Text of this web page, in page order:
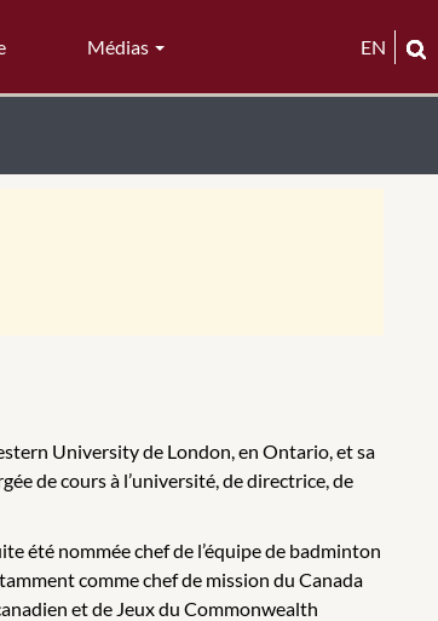
Médias EN
University de London, en Ontario, et sa
de cours à l’université, de directrice, de
été nommée chef de l’équipe de badminton
comme chef de mission du Canada
et de Jeux du Commonwealth